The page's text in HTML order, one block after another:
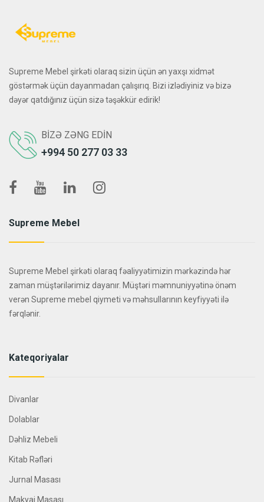
Supreme Mebel şirkəti olaraq sizin üçün ən yaxşı xidmət
göstərmək üçün dayanmadan çalışırıq. Bizi izlədiyiniz və bizə
dəyər qatdığınız üçün sizə təşəkkür edirik!
BIZƏ ZƏNG EDIN
+994 50 277 03 33
Supreme Mebel
Supreme Mebel şirkəti olaraq fəaliyyətimizin mərkəzində hər
zaman müştərilərimiz dayanır. Müştəri məmnuniyyətinə önəm
verən Supreme mebel qiymeti və məhsullarının keyfiyyəti ilə
fərqlənir.
Kateqoriyalar
Divanlar
Dolablar
Dəhliz Mebeli
Kitab Rəfləri
Jurnal Masası
Makyaj Masası